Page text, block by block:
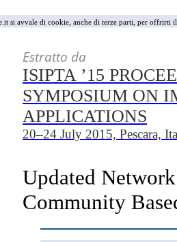
si avvale di cookie, anche di terze parti, per
Estratto da
ISIPTA ’15
SYMPOSIUM ON
APPLICATIONS
20–24 July 2015, Pescara,
Updated
Community